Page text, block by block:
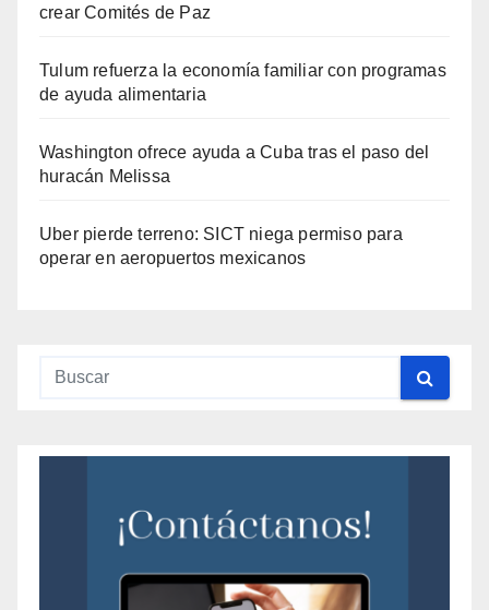
crear Comités de Paz
Tulum refuerza la economía familiar con programas
de ayuda alimentaria
Washington ofrece ayuda a Cuba tras el paso del
huracán Melissa
Uber pierde terreno: SICT niega permiso para
operar en aeropuertos mexicanos